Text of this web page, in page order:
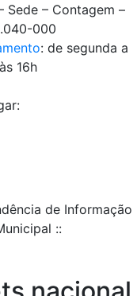
Sede – Contagem –
000
: de segunda a
16h
de Informação
::